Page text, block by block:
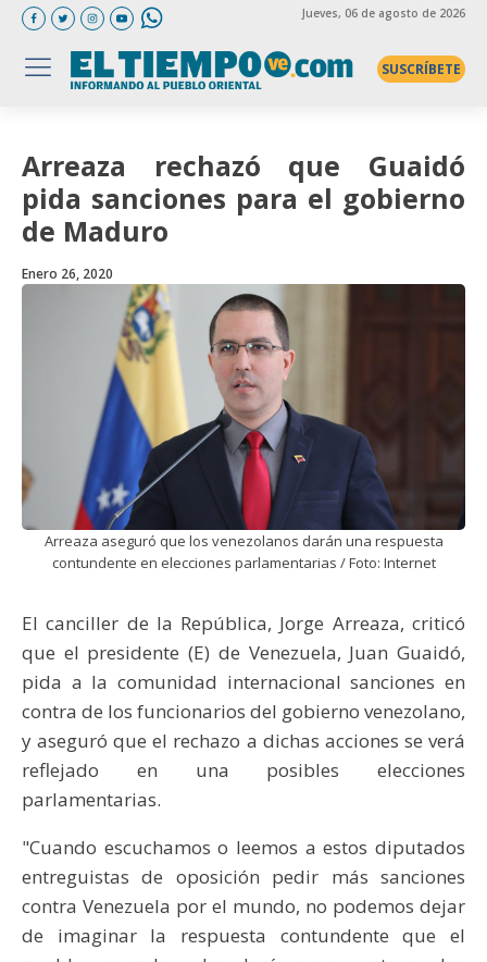
Jueves, 06 de agosto de 2026
SUSCRÍBETE
Arreaza rechazó que Guaidó
pida sanciones para el gobierno
de Maduro
Enero 26, 2020
Arreaza aseguró que los venezolanos darán una respuesta
contundente en elecciones parlamentarias / Foto: Internet
El canciller de la República, Jorge Arreaza, criticó
que el presidente (E) de Venezuela, Juan Guaidó,
pida a la comunidad internacional sanciones en
contra de los funcionarios del gobierno venezolano,
y aseguró que el rechazo a dichas acciones se verá
reflejado en una posibles elecciones
parlamentarias.
"Cuando escuchamos o leemos a estos diputados
entreguistas de oposición pedir más sanciones
contra Venezuela por el mundo, no podemos dejar
de imaginar la respuesta contundente que el